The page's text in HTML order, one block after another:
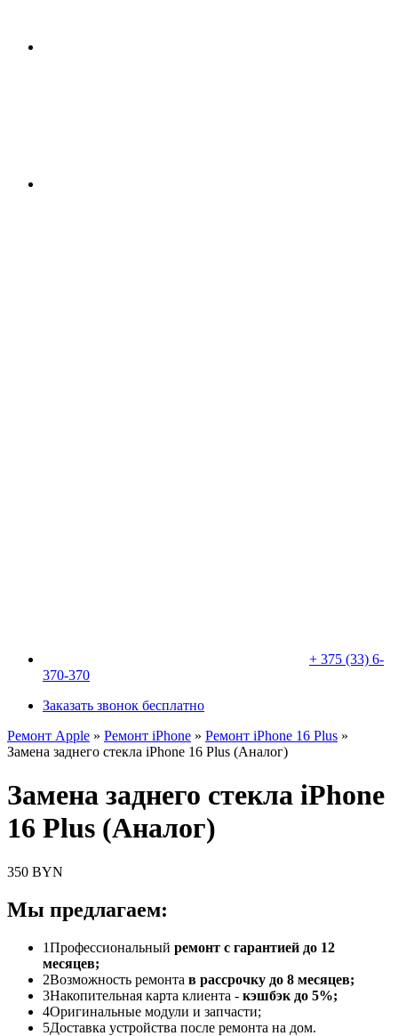
+ 375 (33) 6-
370-370
Заказать звонок бесплатно
Ремонт Apple » Ремонт iPhone » Ремонт iPhone 16 Plus »
Замена заднего стекла iPhone 16 Plus (Аналог)
Замена заднего стекла iPhone
16 Plus (Аналог)
350 BYN
Мы предлагаем:
1Профессиональный ремонт с гарантией до 12
месяцев;
2Возможность ремонта в рассрочку до 8 месяцев;
3Накопительная карта клиента - кэшбэк до 5%;
4Оригинальные модули и запчасти;
5Доставка устройства после ремонта на дом.